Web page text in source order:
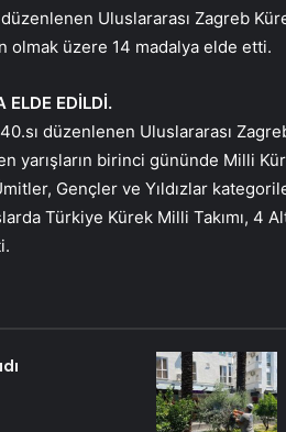
Uluslararası Zagreb
olmak üzere 14 madalya elde etti.
ELDE EDİLDİ.
düzenlenen Uluslararası
yarışların birinci gününde Milli
Gençler ve Yıldızlar
Türkiye Kürek Milli Takımı, 4